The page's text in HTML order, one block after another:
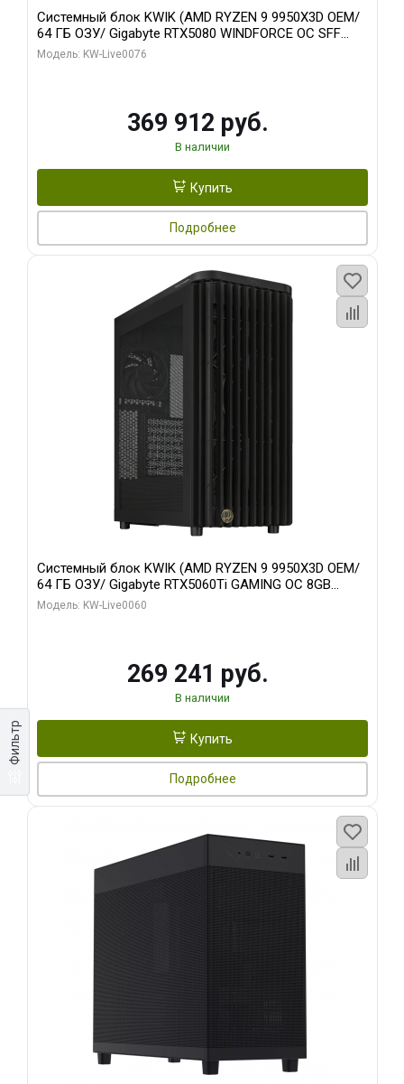
Фильтр
Системный блок KWIK (AMD RYZEN 9 9950X3D OEM/
64 ГБ ОЗУ/ Gigabyte RTX5080 WINDFORCE OC SFF
16GB GDDR7 256bit / 960 ГБ SSD)
Модель: KW-Live0076
369 912 руб.
В наличии
Купить
Подробнее
Системный блок KWIK (AMD RYZEN 9 9950X3D OEM/
64 ГБ ОЗУ/ Gigabyte RTX5060Ti GAMING OC 8GB
GDDR7 128bit 3xDP H/ 1 ТБ SSD)
Модель: KW-Live0060
269 241 руб.
В наличии
Купить
Подробнее